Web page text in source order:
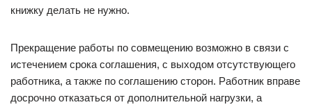
книжку делать не нужно.
Прекращение работы по совмещению возможно в связи с
истечением срока соглашения, с выходом отсутствующего
работника, а также по соглашению сторон. Работник вправе
досрочно отказаться от дополнительной нагрузки, а